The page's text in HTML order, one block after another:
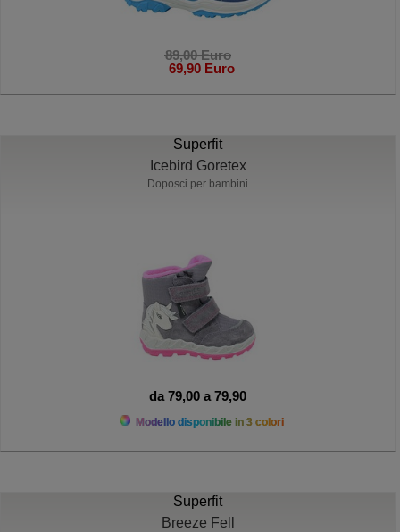
89,00 Euro
69,90 Euro
Superfit
Icebird Goretex
Doposci per bambini
da 79,00 a 79,90
Modello disponibile in 3 colori
Superfit
Breeze Fell